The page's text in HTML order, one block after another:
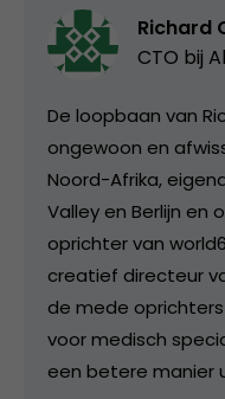
Richard
CTO bij
De loopbaan van
ongewoon en
Noord-Afrika,
Valley en Berlijn en
oprichter van
creatief directeur
de mede
voor medisch
een betere manier